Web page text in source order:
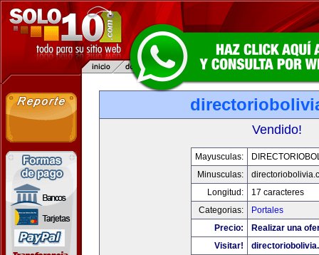
Vendido!
Mayusculas:
Minusculas:
Longitud:
17 caracteres
Categorias:
Portales
Precio:
Realizar una
Visitar!